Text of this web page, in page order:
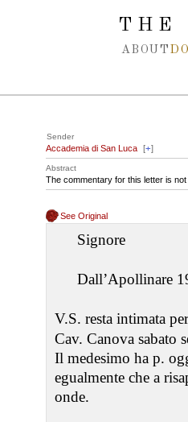
Spring navigation over
THE
ABOUT
Sender
Accademia di San Luca [+]
Abstract
The commentary for this letter is not
See Original
Signore
Dall’Apollinare
V.S. resta intimata
Cav. Canova sabato
Il medesimo ha p.
egualmente che a
onde.